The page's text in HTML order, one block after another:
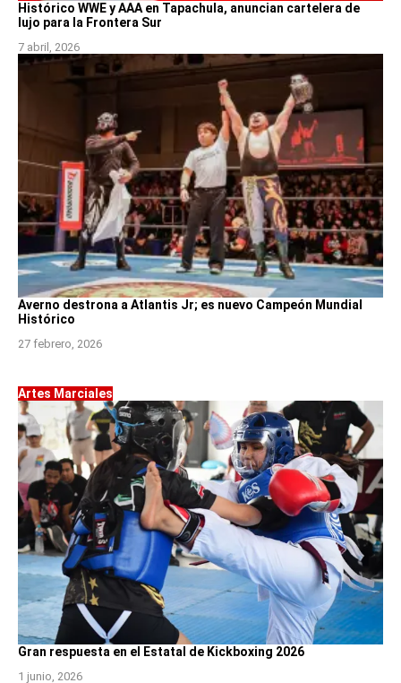
Histórico WWE y AAA en Tapachula, anuncian cartelera de
lujo para la Frontera Sur
7 abril, 2026
Averno destrona a Atlantis Jr; es nuevo Campeón Mundial
Histórico
27 febrero, 2026
Artes Marciales
Gran respuesta en el Estatal de Kickboxing 2026
1 junio, 2026